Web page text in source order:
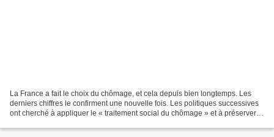
La France a fait le choix du chômage, et cela depuis bien longtemps. Les
derniers chiffres le confirment une nouvelle fois. Les politiques successives
ont cherché à appliquer le « traitement social du chômage » et à préserver